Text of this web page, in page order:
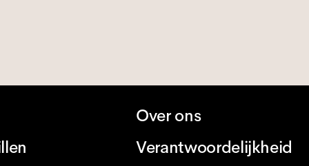
Over ons
Verantwoordelijkheid